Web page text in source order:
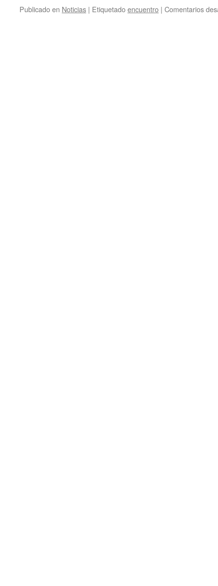
Publicado en Noticias | Etiquetadoencuentro | Comentarios